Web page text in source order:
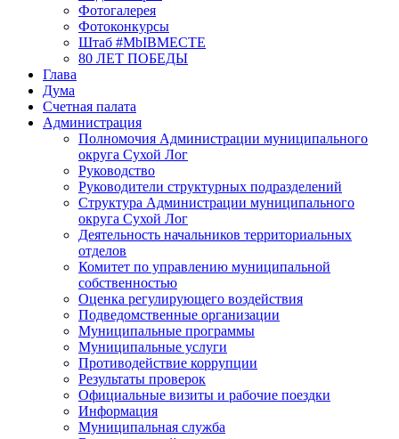
Фотогалерея
Фотоконкурсы
Штаб #MbIBMECTE
80 ЛЕТ ПОБЕДЫ
Глава
Дума
Счетная палата
Администрация
Полномочия Администрации муниципального
округа Сухой Лог
Руководство
Руководители структурных подразделений
Структура Администрации муниципального
округа Сухой Лог
Деятельность начальников территориальных
отделов
Комитет по управлению муниципальной
собственностью
Оценка регулирующего воздействия
Подведомственные организации
Муниципальные программы
Муниципальные услуги
Противодействие коррупции
Результаты проверок
Официальные визиты и рабочие поездки
Информация
Муниципальная служба